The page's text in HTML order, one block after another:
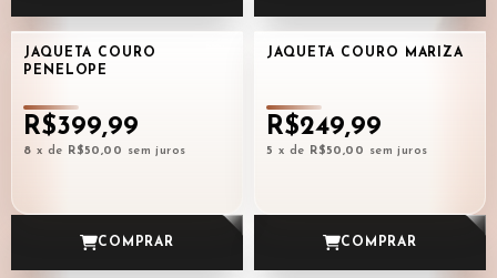
JAQUETA COURO
PENELOPE
R$399,99
8 x de R$50,00 sem juros
COMPRAR
JAQUETA COURO MARIZA
R$249,99
5 x de R$50,00 sem juros
COMPRAR